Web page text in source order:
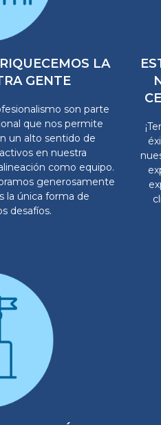
LA
GENTE
son parte
que nos permite
un alto sentido de
en nuestra
como equipo.
generosamente
la única forma de
desafíos.